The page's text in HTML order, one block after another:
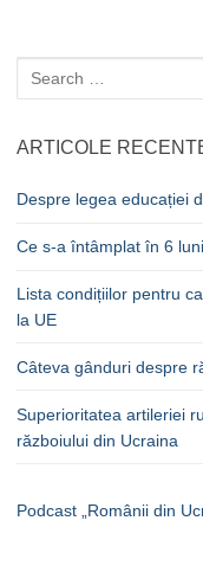
Caută
după:
ARTICOLE
Despre legea educației
Ce s-a întâmplat în 6
Lista condițiilor pentru
la UE
Câteva gânduri despre
Superioritatea artileriei
războiului din Ucraina
Podcast „Românii din